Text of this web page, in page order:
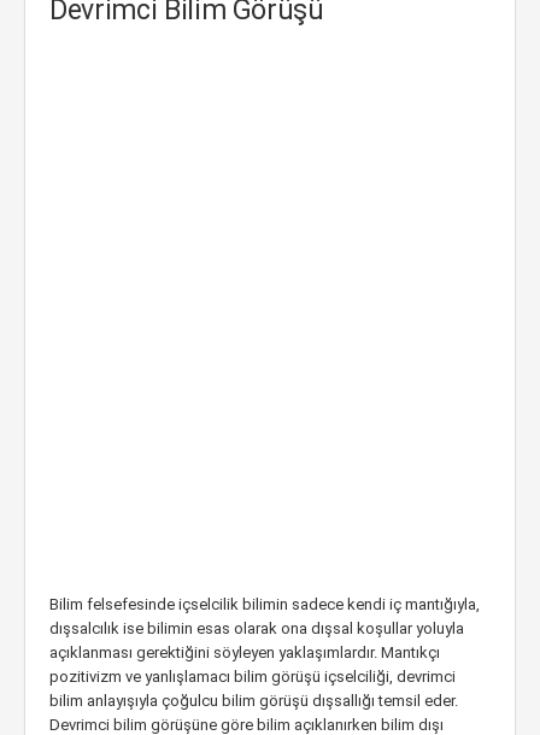
Devrimci Bilim Görüşü
Bilim felsefesinde içselcilik bilimin sadece kendi iç mantığıyla,
dışsalcılık ise bilimin esas olarak ona dışsal koşullar yoluyla
açıklanması gerektiğini söyleyen yaklaşımlardır. Mantıkçı
pozitivizm ve yanlışlamacı bilim görüşü içselciliği, devrimci
bilim anlayışıyla çoğulcu bilim görüşü dışsallığı temsil eder.
Devrimci bilim görüşüne göre bilim açıklanırken bilim dışı